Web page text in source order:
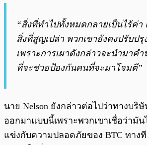
“สิ่งที่ทำไปทั้งหมดกลายเป็นไร้ค่า
สิ่งที่สูญเปล่า พวกเขายังคงปรับปรุ
เพราะการเผาดังกล่าวจะนำมาค
ที่จะช่วยป้องกันคนที่จะมาโจมตี”
นาย Nelson ยังกล่าวต่อไปว่าทางบริษั
ออกมาแบบนี้เพราะพวกเขาเชื่อว่ามั
แข่งกับความปลอดภัยของ BTC ทาง